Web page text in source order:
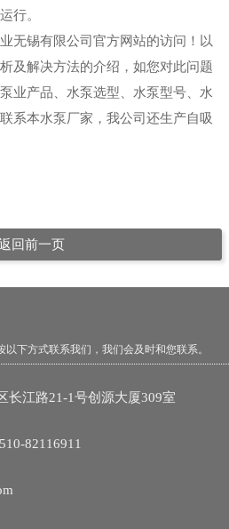
行。
锡有限公司官方网站的访问！以
及解决方法的介绍，如您对此问题
业产品、水泵选型、水泵型号、水
系本水泵厂家，我公司还生产自吸
回前一页
下方式联系我们，我们会及时和您联系。
长江路21-1号创源大厦309室
82116911